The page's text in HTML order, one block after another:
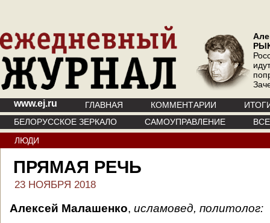
www.ej.ru ГЛАВНАЯ КОММЕНТАРИИ
БЕЛОРУССКОЕ ЗЕРКАЛО
САМОУПРАВЛЕНИЕ
ЛЮДИ
ПРЯМАЯ РЕЧЬ
23 НОЯБРЯ 2018
Алексей Малашенко, исламовед, политолог: